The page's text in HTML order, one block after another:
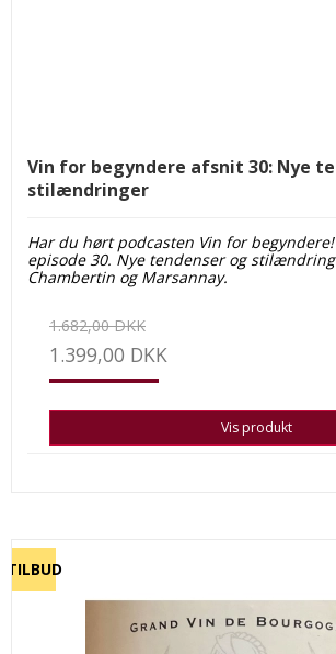
Vin for begyndere afsnit 30: Nye
stilændringer
Har du hørt podcasten Vin for
episode 30. Nye tendenser og
Chambertin og Marsannay.
1.682,00 DKK
1.399,00 DKK
Vis produkt
TILBUD